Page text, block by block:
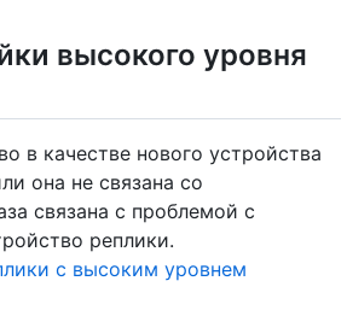
высокого уровня
в качестве нового устройства
она не связана со
связана с проблемой с
реплики.
с высоким уровнем